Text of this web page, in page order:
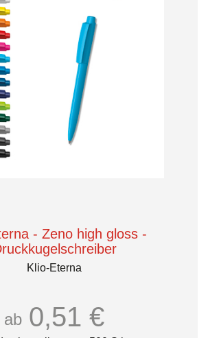
- Zeno high gloss -
Klio-Eterna
ab 0,51 €